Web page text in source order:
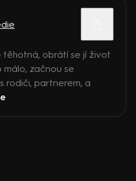
těhotná, obrátí se jí život
začnou se
rodiči, partnerem, a